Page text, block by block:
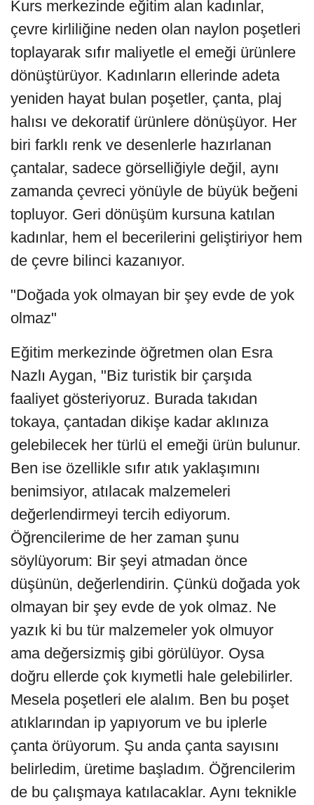
Kurs merkezinde eğitim alan kadınlar,
çevre kirliliğine neden olan naylon poşetleri
toplayarak sıfır maliyetle el emeği ürünlere
dönüştürüyor. Kadınların ellerinde adeta
yeniden hayat bulan poşetler, çanta, plaj
halısı ve dekoratif ürünlere dönüşüyor. Her
biri farklı renk ve desenlerle hazırlanan
çantalar, sadece görselliğiyle değil, aynı
zamanda çevreci yönüyle de büyük beğeni
topluyor. Geri dönüşüm kursuna katılan
kadınlar, hem el becerilerini geliştiriyor hem
de çevre bilinci kazanıyor.
"Doğada yok olmayan bir şey evde de yok
olmaz"
Eğitim merkezinde öğretmen olan Esra
Nazlı Aygan, "Biz turistik bir çarşıda
faaliyet gösteriyoruz. Burada takıdan
tokaya, çantadan dikişe kadar aklınıza
gelebilecek her türlü el emeği ürün bulunur.
Ben ise özellikle sıfır atık yaklaşımını
benimsiyor, atılacak malzemeleri
değerlendirmeyi tercih ediyorum.
Öğrencilerime de her zaman şunu
söylüyorum: Bir şeyi atmadan önce
düşünün, değerlendirin. Çünkü doğada yok
olmayan bir şey evde de yok olmaz. Ne
yazık ki bu tür malzemeler yok olmuyor
ama değersizmiş gibi görülüyor. Oysa
doğru ellerde çok kıymetli hale gelebilirler.
Mesela poşetleri ele alalım. Ben bu poşet
atıklarından ip yapıyorum ve bu iplerle
çanta örüyorum. Şu anda çanta sayısını
belirledim, üretime başladım. Öğrencilerim
de bu çalışmaya katılacaklar. Aynı teknikle